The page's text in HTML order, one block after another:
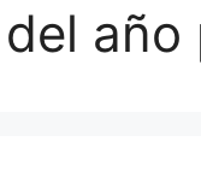
año